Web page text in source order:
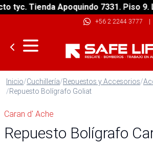
Tienda Apoquindo 7331. Piso 9.
+56 2 2244 3777 |
Inicio/Cuchillería/Repuestos y Accesorios/
/Repuesto Bolígrafo Goliat
Caran d' Ache
Repuesto Bolígrafo